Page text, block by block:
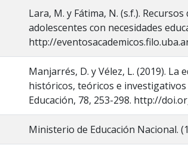
Lara, M. y Fátima, N. (s.f.).
adolescentes con necesidades
http://
Manjarrés, D. y Vélez, L. (2019).
históricos, teóricos e
Educación, 78, 253-298. http://
Ministerio de Educación Nacional.